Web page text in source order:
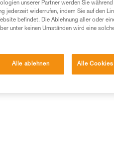
und ein spezielles
den Vorgang
gibt es
als auch für das Modell
unserer Partner werden Sie während
jederzeit widerrufen, indem Sie auf den
befindet. Die Ablehnung aller oder
unter keinen Umständen wird eine
Alle ablehnen Alle